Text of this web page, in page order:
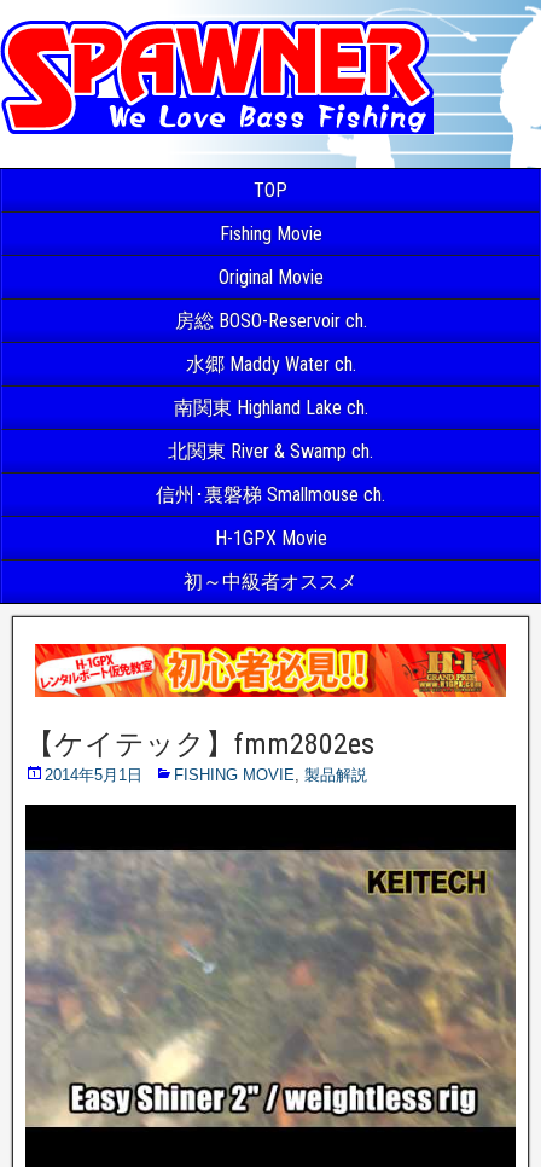
TOP
Fishing Movie
Original Movie
房総 BOSO-Reservoir ch.
水郷 Maddy Water ch.
南関東 Highland Lake ch.
北関東 River & Swamp ch.
信州･裏磐梯 Smallmouse ch.
H-1GPX Movie
初～中級者オススメ
【ケイテック】fmm2802es
2014年5月1日 FISHING MOVIE, 製品解説